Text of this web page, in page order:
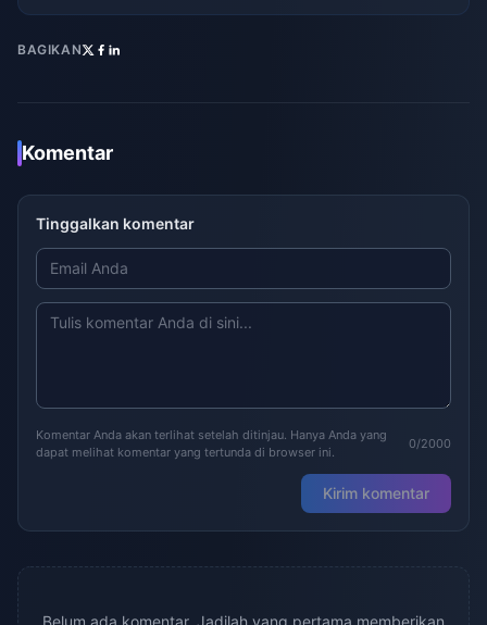
BAGIKAN
Komentar
Tinggalkan komentar
Komentar Anda akan terlihat setelah ditinjau. Hanya Anda yang
dapat melihat komentar yang tertunda di browser ini.
0/2000
Kirim komentar
Belum ada komentar. Jadilah yang pertama memberikan